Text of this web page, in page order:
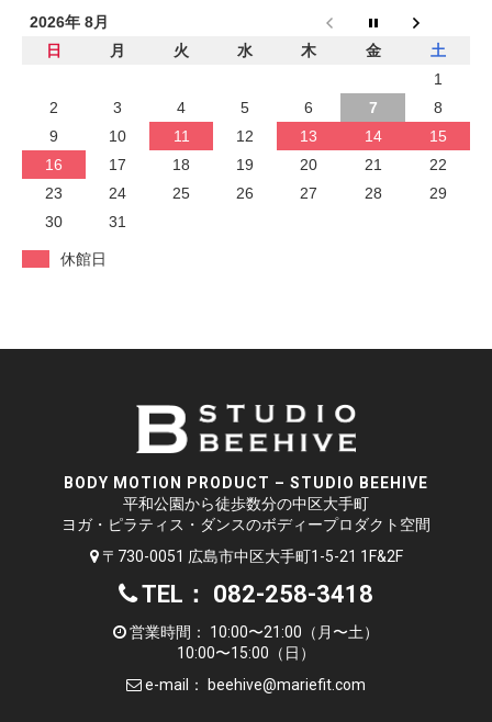
2026年 8月
日
月 火 水 木 金
土
1
2
3 4 5 6 7
8
9
10 11 12 13 14
15
16
17 18 19 20 21
22
23
24 25 26 27 28
29
30
31
休館日
BODY MOTION PRODUCT – STUDIO BEEHIVE
平和公園から徒歩数分の中区大手町
ヨガ・ピラティス・ダンスのボディープロダクト空間
〒730-0051 広島市中区大手町1-5-21 1F&2F
TEL： 082-258-3418
営業時間： 10:00〜21:00（月〜土）
10:00〜15:00（日）
e-mail：
beehive@mariefit.com